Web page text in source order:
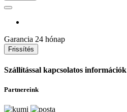
Garancia 24 hónap
Szállítással kapcsolatos információk
Partnereink